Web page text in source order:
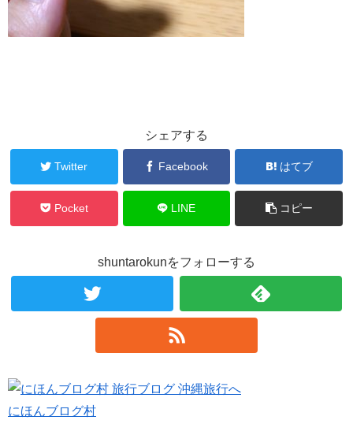
シェアする
Twitter Facebook はてブ
Pocket LINE コピー
shuntarokunをフォローする
にほんブログ村